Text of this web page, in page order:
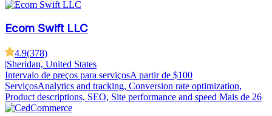
Ecom Swift LLC
4.9(378)
|Sheridan, United States
Intervalo de preços para serviçosA partir de $100
ServiçosAnalytics and tracking, Conversion rate optimization,
Product descriptions, SEO, Site performance and speed Mais de 26